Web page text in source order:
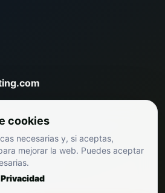
cookies
necesarias y, si aceptas,
mejorar la web. Puedes aceptar
Privacidad